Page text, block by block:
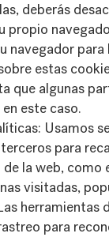
deberás
propio
navegador para
estas
que algunas
este caso.
Usamos
para
de la web, como
visitadas,
herramientas
para